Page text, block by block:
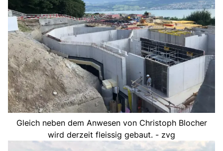
Gleich neben dem Anwesen von Christoph Blocher
wird derzeit fleissig gebaut. - zvg